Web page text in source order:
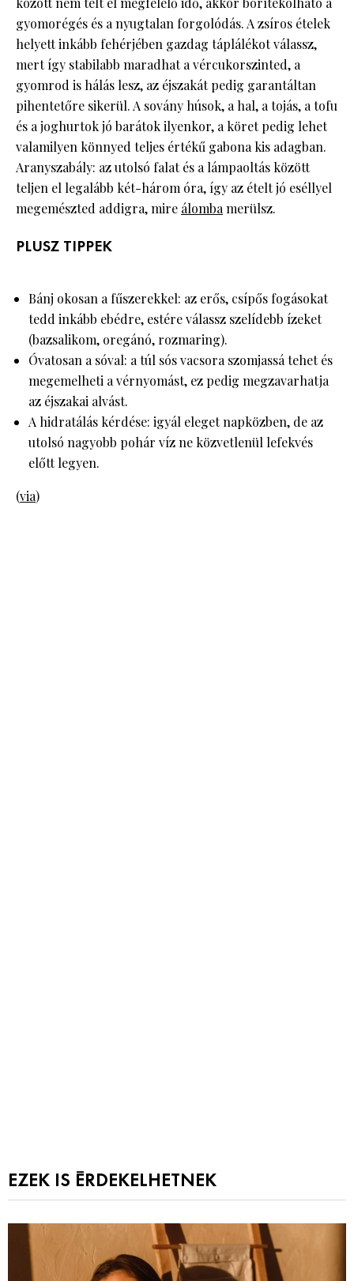
gyomorégés és a nyugtalan forgolódás. A zsíros ételek
helyett inkább fehérjében gazdag táplálékot válassz,
mert így stabilabb maradhat a vércukorszinted, a
gyomrod is hálás lesz, az éjszakát pedig garantáltan
pihentetőre sikerül. A sovány húsok, a hal, a tojás, a tofu
és a joghurtok jó barátok ilyenkor, a köret pedig lehet
valamilyen könnyed teljes értékű gabona kis adagban.
Aranyszabály: az utolsó falat és a lámpaoltás között
teljen el legalább két-három óra, így az ételt jó eséllyel
megemészted addigra, mire álombamerülsz.
PLUSZ TIPPEK
Bánj okosan a fűszerekkel: az erős, csípős fogásokat
tedd inkább ebédre, estére válassz szelídebb ízeket
(bazsalikom, oregánó, rozmaring).
Óvatosan a sóval: a túl sós vacsora szomjassá tehet és
megemelheti a vérnyomást, ez pedig megzavarhatja
az éjszakai alvást.
A hidratálás kérdése: igyál eleget napközben, de az
utolsó nagyobb pohár víz ne közvetlenül lefekvés
előtt legyen.
(via)
EZEK IS ÉRDEKELHETNEK